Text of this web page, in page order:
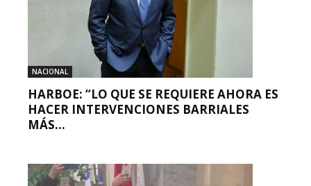
NACIONAL
HARBOE: “LO QUE SE REQUIERE AHORA ES
HACER INTERVENCIONES BARRIALES
MÁS...